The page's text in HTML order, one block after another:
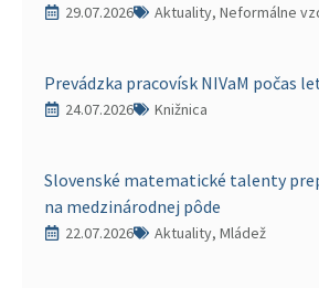
29.07.2026 Aktuality, Neformálne
Prevádzka pracovísk NIVaM počas
24.07.2026 Knižnica
Slovenské matematické talenty
na medzinárodnej pôde
22.07.2026 Aktuality, Mládež